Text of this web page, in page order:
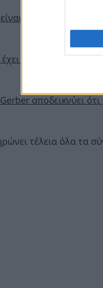
το κομμάτι που
όλα τα κομμάτια
αποδεικνύει
τέλεια όλα τα